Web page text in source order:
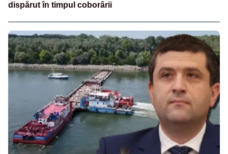
dispărut în timpul coborârii